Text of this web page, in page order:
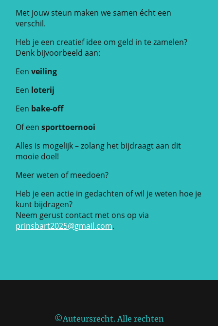
Met jouw steun maken we samen écht een
verschil.
Heb je een creatief idee om geld in te zamelen?
Denk bijvoorbeeld aan:
Een veiling
Een loterij
Een bake-off
Of een sporttoernooi
Alles is mogelijk – zolang het bijdraagt aan dit
mooie doel!
Meer weten of meedoen?
Heb je een actie in gedachten of wil je weten hoe je
kunt bijdragen?
Neem gerust contact met ons op via
prinsbart2025@gmail.com.
©Auteursrecht. Alle rechten